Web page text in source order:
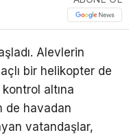
Alevlerin
bir helikopter de
altına
de havadan
vatandaşlar,